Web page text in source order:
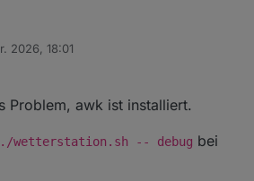
mittels ./wetterstation.sh --debug
2026, 18:01
Problem, awk ist installiert.
./wetterstation.sh -- debug bei